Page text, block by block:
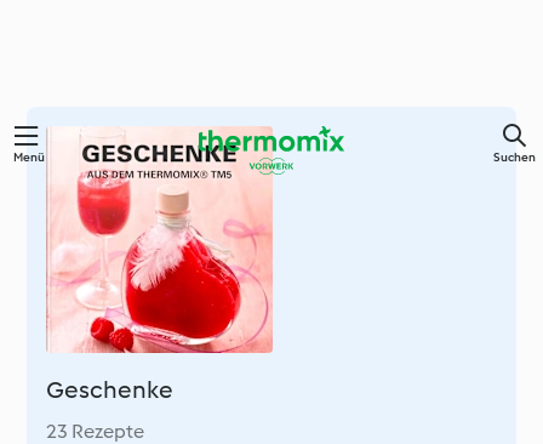
Zum
Hauptinhalt
Menü Suchen
Geschenke
23 Rezepte